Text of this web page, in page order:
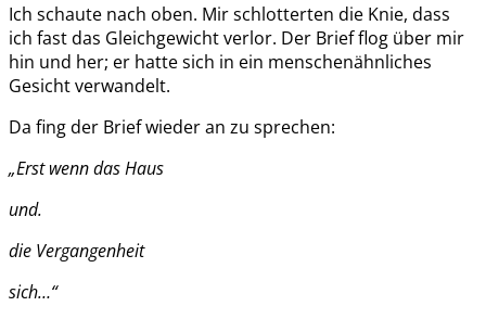
Ich schaute nach oben. Mir schlotterten die Knie, dass
ich fast das Gleichgewicht verlor. Der Brief flog über mir
hin und her; er hatte sich in ein menschenähnliches
Gesicht verwandelt.
Da fing der Brief wieder an zu sprechen:
„Erst wenn das Haus
und.
die Vergangenheit
sich…“